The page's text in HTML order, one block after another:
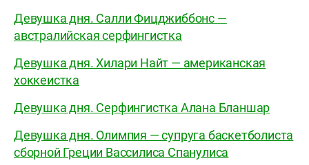
Девушка дня. Салли Фицджиббонс —
австралийская серфингистка
Девушка дня. Хилари Найт — американская
хоккеистка
Девушка дня. Серфингистка Алана Бланшар
Девушка дня. Олимпия — супруга баскетболиста
сборной Греции Вассилиса Спанулиса